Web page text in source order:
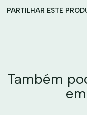
PARTILHAR ESTE
Também